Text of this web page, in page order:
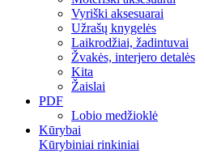
Vyriški aksesuarai
Užrašų knygelės
Laikrodžiai, žadintuvai
Žvakės, interjero detalės
Kita
Žaislai
PDF
Lobio medžioklė
Kūrybai
Kūrybiniai rinkiniai